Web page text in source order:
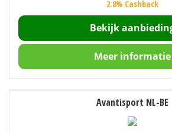
2.8% Cashback
Bekijk
Meer informatie
Avantisport NL-BE